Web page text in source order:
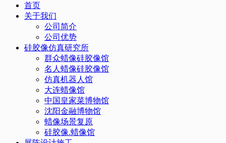
首页
关于我们
公司简介
公司优势
硅胶像仿真研究所
群众蜡像硅胶像馆
名人蜡像硅胶像馆
仿真机器人馆
大连蜡像馆
中国皇家菜博物馆
沈阳金融博物馆
蜡像场景复原
硅胶像.蜡像馆